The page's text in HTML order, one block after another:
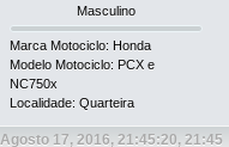
Masculino
Marca Motociclo: Honda
Modelo Motociclo: PCX e
NC750x
Localidade: Quarteira
Agosto 17, 2016, 21:45:20, 21:45